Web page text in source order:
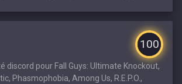
100
discord pour Fall Guys: Ultimate Knockout,
Phasmophobia, Among Us, R.E.P.O.,